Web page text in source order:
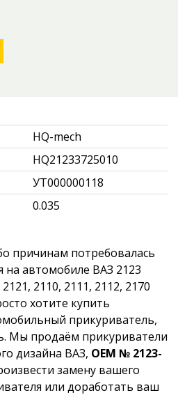
HQ-mech
HQ21233725010
УТ000000118
0.035
причинам потребовалась
на автомобиле ВАЗ 2123
2110, 2111, 2112, 2170
хотите купить
прикуриватель,
Мы продаём прикуриватели
дизайна ВАЗ, OEM № 2123-
замену вашего
или доработать ваш